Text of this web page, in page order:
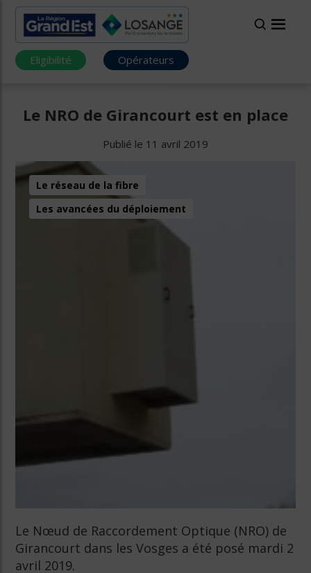
Eligibilité Opérateurs
Le NRO de Girancourt est en place
Publié le 11 avril 2019
Le réseau de la fibre
Les avancées du déploiement
Le Nœud de Raccordement Optique (NRO) de
Girancourt dans les Vosges a été posé mardi 2
avril 2019.